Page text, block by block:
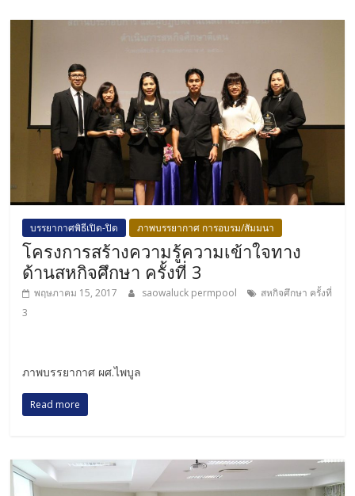
บรรยากาศพิธีเปิด-ปิด ภาพบรรยากาศ การอบรม/สัมมนา
โครงการสร้างความรู้ความเข้าใจทาง
ด้านสหกิจศึกษา ครั้งที่ 3
พฤษภาคม 15, 2017 saowaluck permpool
สหกิจศึกษา ครั้งที่
3
ภาพบรรยากาศ ผศ.ไพบูล
Read more